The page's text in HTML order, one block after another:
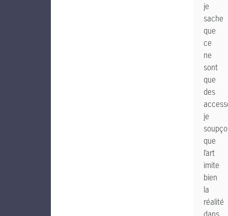
je
sache
que
ce
ne
sont
que
des
je
que
l’art
imite
bien
la
réalité